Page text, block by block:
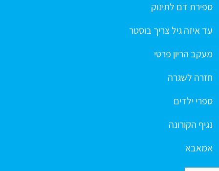
ספירת דם לתינוק
עד איזה גיל צריך בוסטר
מעקב הריון פרטי
חזרה לשגרה
ספרי ילדים
נגיף הקורונה
אמאבא